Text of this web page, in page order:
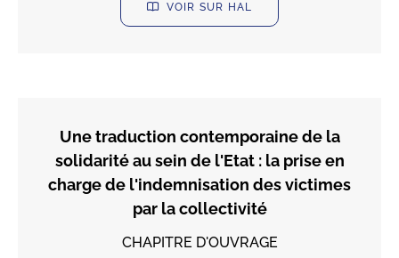
VOIR SUR HAL
Une traduction contemporaine de la
solidarité au sein de l'Etat : la prise en
charge de l'indemnisation des victimes
par la collectivité
CHAPITRE D'OUVRAGE